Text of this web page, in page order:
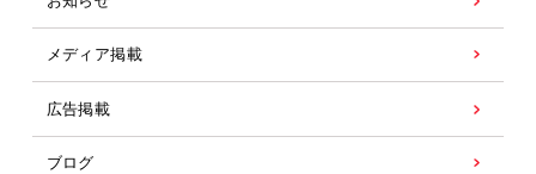
メディア掲載
広告掲載
ブログ